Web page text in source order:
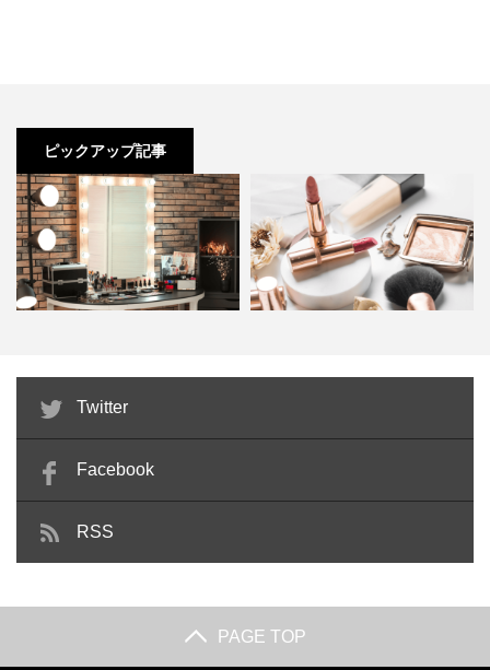
わったという主張にもつながりますよね。
実際に変わったのはそれだけでなく、冷涼観キープやにお
いケア、クレンジング、速乾性などのシャンプーとしての
機能性が向上しました。
な3つの特徴についておさらいしていきましょう。
商品の種類が多い
頭皮や髪質も肌と同じように人によって異なりますよね。
商品番号
美通販でこの商品の詳細を見る
プー D-3
ピックアップ記事
メイクサロンとは？主な施術メニ
ューと美容師免許が必要な理…
Twitter
Facebook
RSS
PAGE TOP